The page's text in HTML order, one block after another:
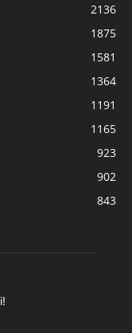
2136
1875
1581
1364
1191
1165
923
902
843